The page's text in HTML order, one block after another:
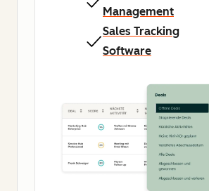
Management
Sales Tracking
Software